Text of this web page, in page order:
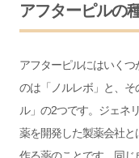
アフターピルの
アフターピルにはいく
のは「ノルレボ」と、
ル」の2つです。ジェネ
薬を開発した製薬会社